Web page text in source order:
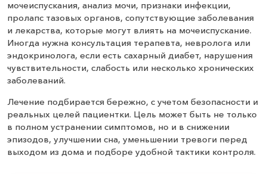
мочеиспускания, анализ мочи, признаки инфекции,
пролапс тазовых органов, сопутствующие заболевания
и лекарства, которые могут влиять на мочеиспускание.
Иногда нужна консультация терапевта, невролога или
эндокринолога, если есть сахарный диабет, нарушения
чувствительности, слабость или несколько хронических
заболеваний.
Лечение подбирается бережно, с учетом безопасности и
реальных целей пациентки. Цель может быть не только
в полном устранении симптомов, но и в снижении
эпизодов, улучшении сна, уменьшении тревоги перед
выходом из дома и подборе удобной тактики контроля.